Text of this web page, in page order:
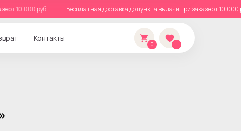
от 10.000 руб Бесплатная доставка до пункта выдачи при заказе от
Контакты
0